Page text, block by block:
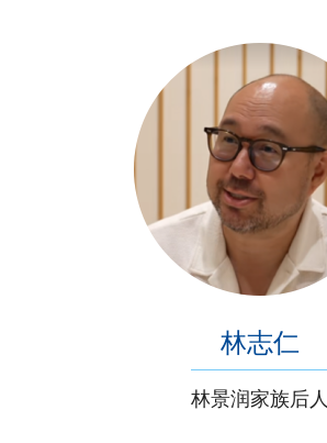
林志仁
林景润家族后人